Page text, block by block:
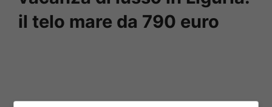
il telo mare da 790 euro